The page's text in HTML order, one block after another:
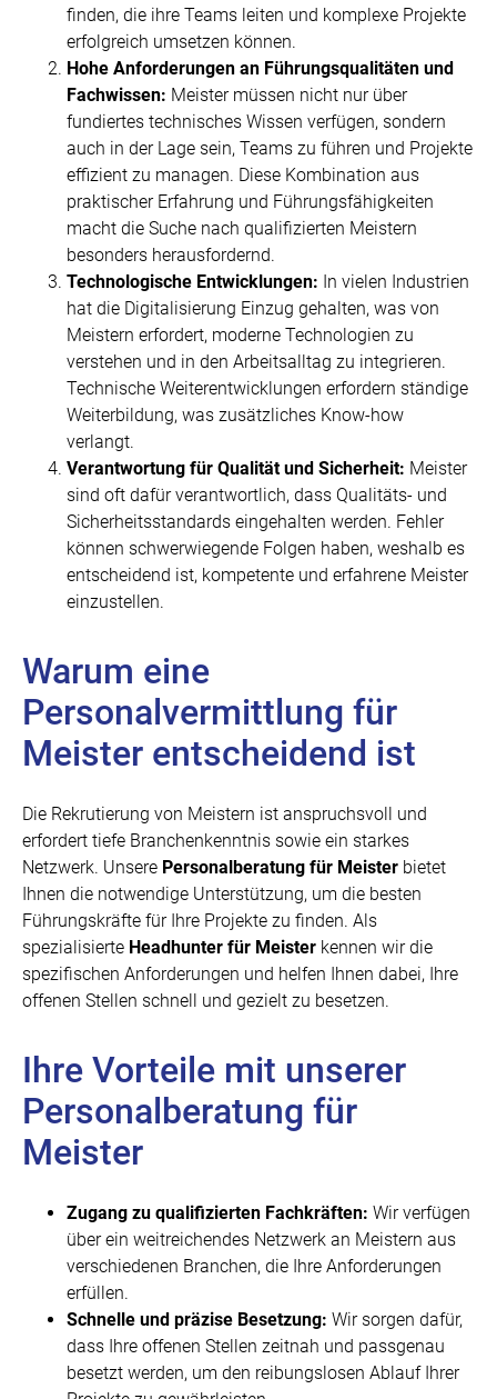
finden, die ihre Teams leiten und komplexe Projekte
erfolgreich umsetzen können.
Hohe Anforderungen an Führungsqualitäten und
Fachwissen: Meister müssen nicht nur über
fundiertes technisches Wissen verfügen, sondern
auch in der Lage sein, Teams zu führen und Projekte
effizient zu managen. Diese Kombination aus
praktischer Erfahrung und Führungsfähigkeiten
macht die Suche nach qualifizierten Meistern
besonders herausfordernd.
Technologische Entwicklungen: In vielen Industrien
hat die Digitalisierung Einzug gehalten, was von
Meistern erfordert, moderne Technologien zu
verstehen und in den Arbeitsalltag zu integrieren.
Technische Weiterentwicklungen erfordern ständige
Weiterbildung, was zusätzliches Know-how
verlangt.
Verantwortung für Qualität und Sicherheit: Meister
sind oft dafür verantwortlich, dass Qualitäts- und
Sicherheitsstandards eingehalten werden. Fehler
können schwerwiegende Folgen haben, weshalb es
entscheidend ist, kompetente und erfahrene Meister
einzustellen.
Warum eine
Personalvermittlung für
Meister entscheidend ist
Die Rekrutierung von Meistern ist anspruchsvoll und
erfordert tiefe Branchenkenntnis sowie ein starkes
Netzwerk. Unsere Personalberatung für Meister bietet
Ihnen die notwendige Unterstützung, um die besten
Führungskräfte für Ihre Projekte zu finden. Als
spezialisierte Headhunter für Meister kennen wir die
spezifischen Anforderungen und helfen Ihnen dabei, Ihre
offenen Stellen schnell und gezielt zu besetzen.
Ihre Vorteile mit unserer
Personalberatung für
Meister
Zugang zu qualifizierten Fachkräften: Wir verfügen
über ein weitreichendes Netzwerk an Meistern aus
verschiedenen Branchen, die Ihre Anforderungen
erfüllen.
Schnelle und präzise Besetzung: Wir sorgen dafür,
dass Ihre offenen Stellen zeitnah und passgenau
besetzt werden, um den reibungslosen Ablauf Ihrer